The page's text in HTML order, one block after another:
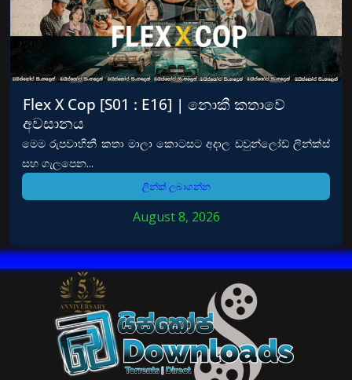
Flex X Cop [S01 : E16] | නොකී කතාවේ
අවසානය
මෙම රුපවාහිනී කතා මාලා කොටසට අදාල ඩවුන්ලෝඩ් ලින්ක්ස්
සහ ගැලපෙන...
ලින්ක් ලබාගන්න
August 8, 2026